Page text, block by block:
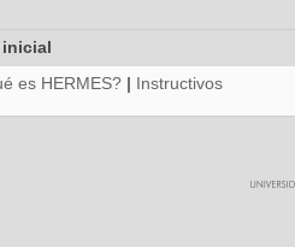
inicial
es HERMES? | Instructivos